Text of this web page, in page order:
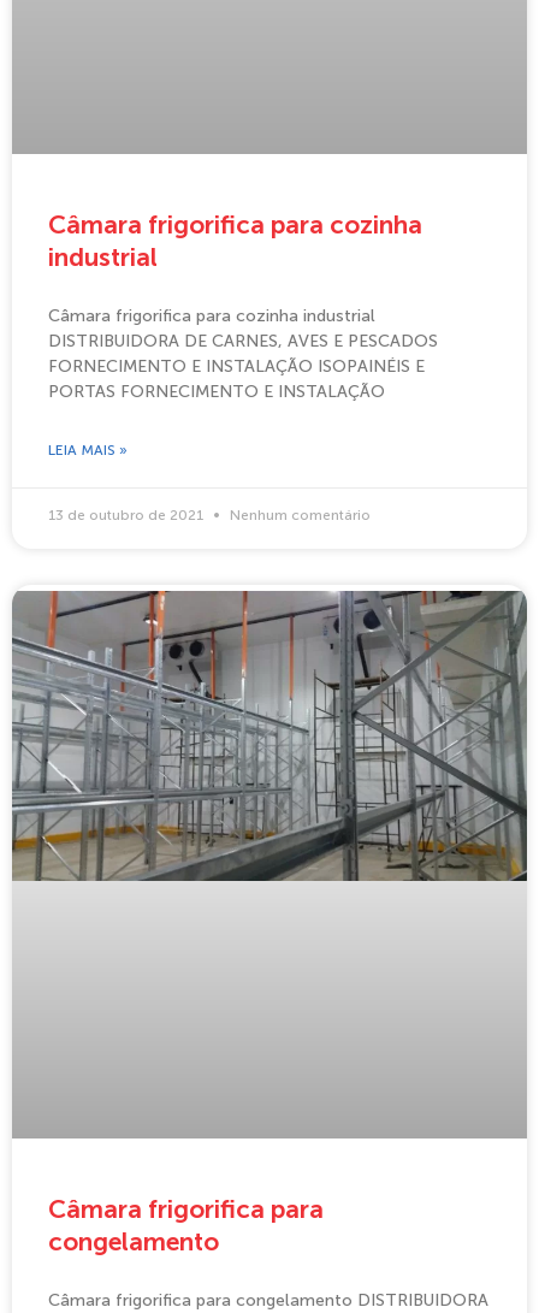
Câmara frigorifica para cozinha
industrial
Câmara frigorifica para cozinha industrial
DISTRIBUIDORA DE CARNES, AVES E PESCADOS
FORNECIMENTO E INSTALAÇÃO ISOPAINÉIS E
PORTAS FORNECIMENTO E INSTALAÇÃO
LEIA MAIS »
13 de outubro de 2021 Nenhum comentário
Câmara frigorifica para
congelamento
Câmara frigorifica para congelamento DISTRIBUIDORA